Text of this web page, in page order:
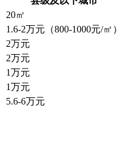
20㎡
1.6-2万元（800-1000元/㎡）
2万元
2万元
1万元
1万元
5.6-6万元